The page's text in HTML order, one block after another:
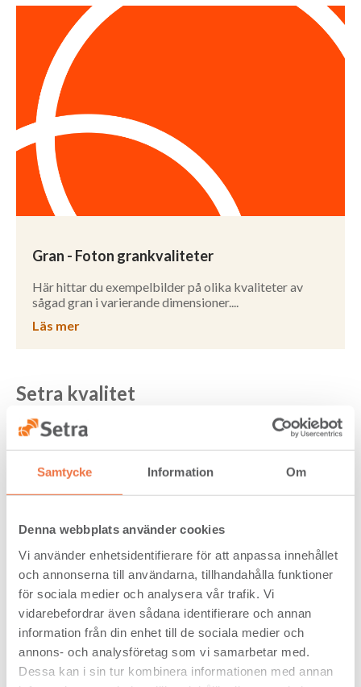
Samtycke Information Om
Denna webbplats använder cookies
Vi använder enhetsidentifierare för att anpassa innehållet
och annonserna till användarna, tillhandahålla funktioner
för sociala medier och analysera vår trafik. Vi
vidarebefordrar även sådana identifierare och annan
information från din enhet till de sociala medier och
annons- och analysföretag som vi samarbetar med.
Dessa kan i sin tur kombinera informationen med annan
Gran - Foton grankvaliteter
Här hittar du exempelbilder på olika kvaliteter av
sågad gran i varierande dimensioner....
Läs mer
Setra kvalitet
Setra arbetar ständigt med kvalitets- och sorteringsarbete
och har en hög takt på investeringar för kamerasortering.
Merparten av Setras sågverk har denna teknik installerad
vilket leder till en jämn och stabil kvalitet. Det ger också
möjlighet till att hantera specialanpassade kundunika
produkter och sorteringar på ett säkert och smidigt sätt.